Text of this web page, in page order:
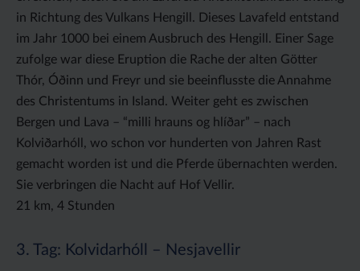
in Richtung des Vulkans Hengill. Dieses Lavafeld entstand
im Jahr 1000 bei einem Ausbruch des Hengill. Einer Sage
zufolge war diese Eruption die Rache der alten Götter
Thór, Óðinn und Freyr und sie beeinflusste die Annahme
des Christentums in Island. Weiter geht es zwischen
Bergen und Lava – “milli hrauns og hlíðar” – nach
Kolviðarhóll, wo schon vor hunderten von Jahren Rast
gemacht worden ist und die Pferde übernachten werden.
Sie verbringen die Nacht auf Hof Vellir.
21 km, 4 Stunden
3. Tag: Kolvidarhóll – Nesjavellir